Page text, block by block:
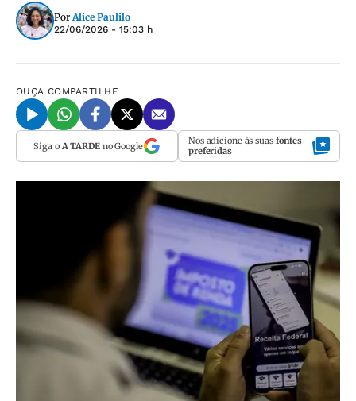
Por Alice Paulilo
22/06/2026 - 15:03 h
OUÇA COMPARTILHE
Siga o A TARDEno Google Nos adicione às suas fontes
preferidas